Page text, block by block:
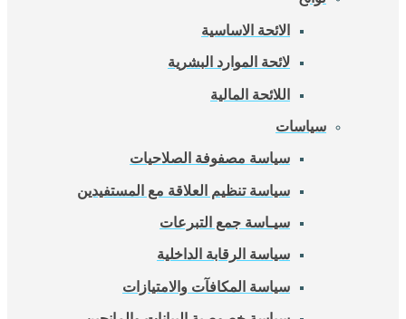
الائحة الاساسية
لائحة الموارد البشرية
اللائحة المالية
سياسات
سياسة مصفوفة الصلاحيات
سياسة تنظيم العلاقة مع المستفيدين
سيـاسة جمع التبرعات
سياسة الرقابة الداخلية
سياسة المكافآت والامتيازات